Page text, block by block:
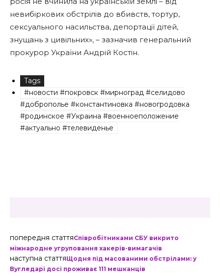
невибіркових обстрілів до вбивств, тортур,
сексуального насильства, депортації дітей,
знущань з цивільних», – зазначив генеральний
прокурор України Андрій Костін.
Tags
#новости #покровск #мирноград #селидово
#доброполье #константиновка #новогродовка
#родинское #Украина #военноеположение
#актуально #телевиденье
попередня статтяСпівробітниками СБУ викрито
міжнародне угруповання хакерів-вимагачів
наступна статтяЩодня під масованими обстрілами: у
Вугледарі досі проживає 111 мешканців